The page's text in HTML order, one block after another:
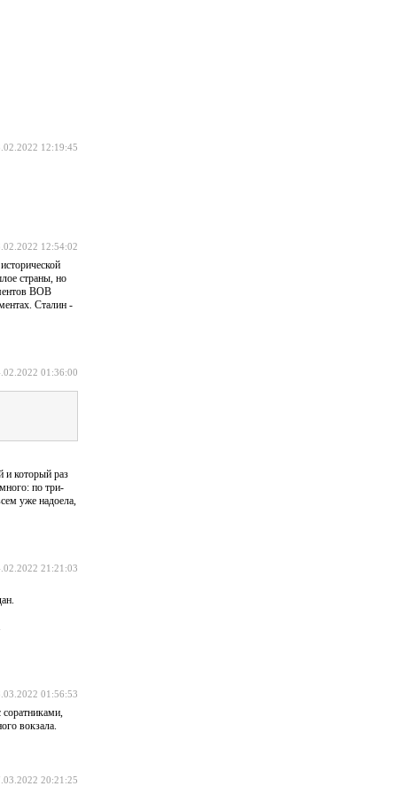
12:19:45
12:54:02
страны, но
ВОВ
Сталин -
01:36:00
и который раз
по три-
уже надоела,
21:21:03
01:56:53
соратниками,
вокзала.
20:21:25